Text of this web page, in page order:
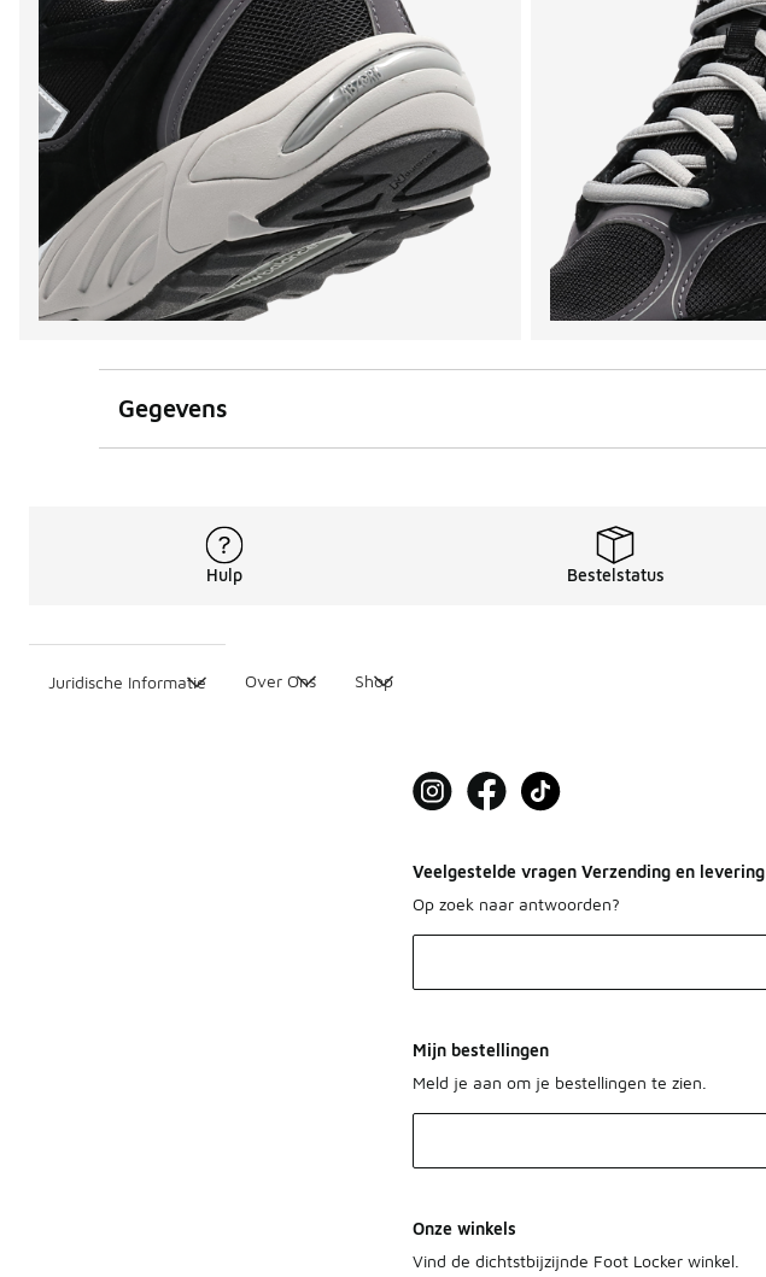
Gegevens
Hulp Bestelstatus
Juridische Informatie Over Ons Shop
Veelgestelde vragen Verzending en levering
Op zoek naar antwoorden?
Mijn bestellingen
Meld je aan om je bestellingen te zien.
Onze winkels
Vind de dichtstbijzijnde Foot Locker winkel.